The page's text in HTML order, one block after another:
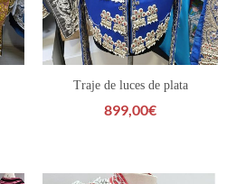
Traje de luces de plata
899,00€